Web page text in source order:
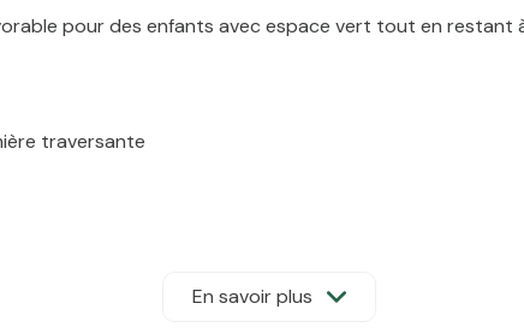
pour des enfants avec espace vert tout en
traversante
En savoir plus